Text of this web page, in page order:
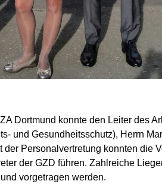
Dortmund konnte den Leiter des
und Gesundheitsschutz), Herrn
Personalvertretung konnten die
der GZD führen. Zahlreiche
vorgetragen werden.